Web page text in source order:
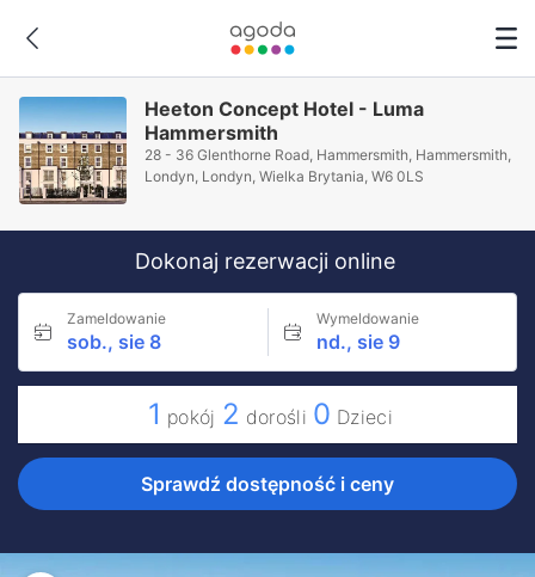
Heeton Concept Hotel - Luma
Hammersmith
28 - 36 Glenthorne Road, Hammersmith, Hammersmith,
Londyn, Londyn, Wielka Brytania, W6 0LS
Dokonaj rezerwacji online
Zameldowanie
sob., sie 8
Wymeldowanie
nd., sie 9
1 pokój 2 dorośli 0 Dzieci
Sprawdź dostępność i ceny